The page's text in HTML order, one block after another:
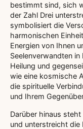
bestimmt sind, sich
der Zahl Drei
symbolisiert die
harmonischen
Energien von Ihnen
Seelenverwandten
Heilung und
wie eine kosmische
die spirituelle
und Ihrem
Darüber hinaus
und unterstreicht die